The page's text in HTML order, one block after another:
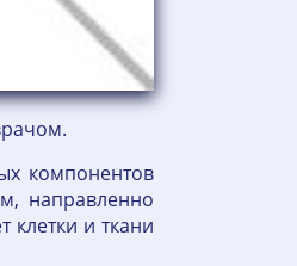
компонентов
направленно
и ткани